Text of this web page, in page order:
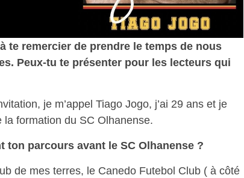
te remercier de prendre le temps de nous
Peux-tu te présenter pour les lecteurs qui
je m’appel Tiago Jogo, j’ai 29 ans et je
formation du SC Olhanense.
ton parcours avant le SC Olhanense ?
de mes terres, le Canedo Futebol Club ( à côté